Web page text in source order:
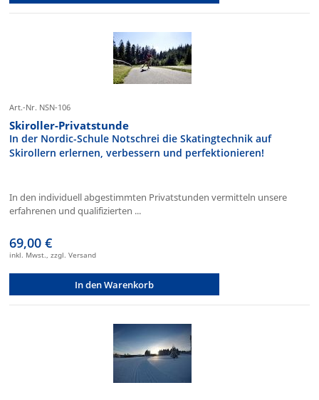
Art.-Nr. NSN-106
Skiroller-Privatstunde
In der Nordic-Schule Notschrei die Skatingtechnik auf
Skirollern erlernen, verbessern und perfektionieren!
In den individuell abgestimmten Privatstunden vermitteln unsere
erfahrenen und qualifizierten ...
69,00 €
inkl. Mwst., zzgl. Versand
In den Warenkorb